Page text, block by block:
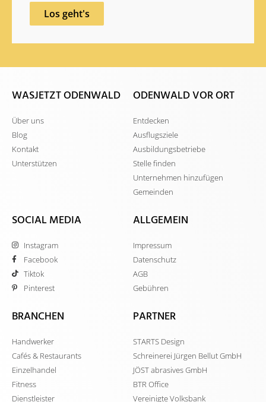
Los geht's
WASJETZT ODENWALD
Über uns
Blog
Kontakt
Unterstützen
ODENWALD VOR ORT
Entdecken
Ausflugsziele
Ausbildungsbetriebe
Stelle finden
Unternehmen hinzufügen
Gemeinden
SOCIAL MEDIA
Instagram
Facebook
Tiktok
Pinterest
ALLGEMEIN
Impressum
Datenschutz
AGB
Gebühren
BRANCHEN
Handwerker
Cafés & Restaurants
Einzelhandel
Fitness
Dienstleister
PARTNER
STARTS Design
Schreinerei Jürgen Bellut GmbH
JÖST abrasives GmbH
BTR Office
Vereinigte Volksbank